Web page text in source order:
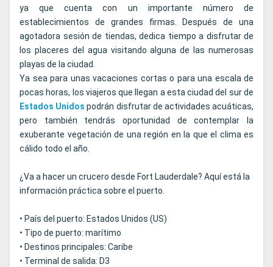
ya que cuenta con un importante número de
establecimientos de grandes firmas. Después de una
agotadora sesión de tiendas, dedica tiempo a disfrutar de
los placeres del agua visitando alguna de las numerosas
playas de la ciudad.
Ya sea para unas vacaciones cortas o para una escala de
pocas horas, los viajeros que llegan a esta ciudad del sur de
Estados Unidos podrán disfrutar de actividades acuáticas,
pero también tendrás oportunidad de contemplar la
exuberante vegetación de una región en la que el clima es
cálido todo el año.
¿Va a hacer un crucero desde Fort Lauderdale? Aquí está la
información práctica sobre el puerto.
• País del puerto: Estados Unidos (US)
• Tipo de puerto: marítimo
• Destinos principales: Caribe
• Terminal de salida: D3